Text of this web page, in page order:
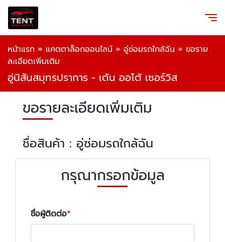
หน้าแรก » แคตตาล็อกออนไลน์ » อู่ซ่อมรถใกล้ฉัน » ขอราย
ละเอียดเพิ่มเติม
อู่นิสันสมุทรปราการ - เต้น ออโต้ เซอร์วิส
ขอรายละเอียดเพิ่มเติม
ชื่อสินค้า : อู่ซ่อมรถใกล้ฉัน
กรุณากรอกข้อมูล
ชื่อผู้ติดต่อ